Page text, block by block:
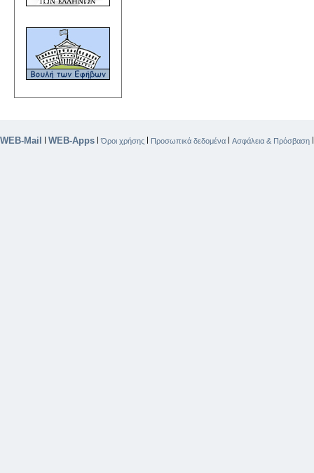
WEB-Mail WEB-Apps |Όροι χρήσης Προσωπικά δεδομένα Ασφάλεια & Πρόσβαση